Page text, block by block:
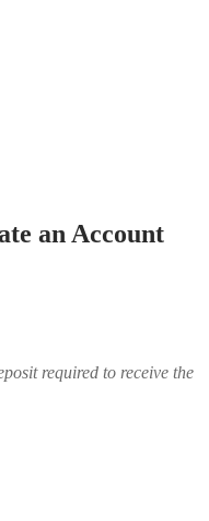
an Account
required to receive the